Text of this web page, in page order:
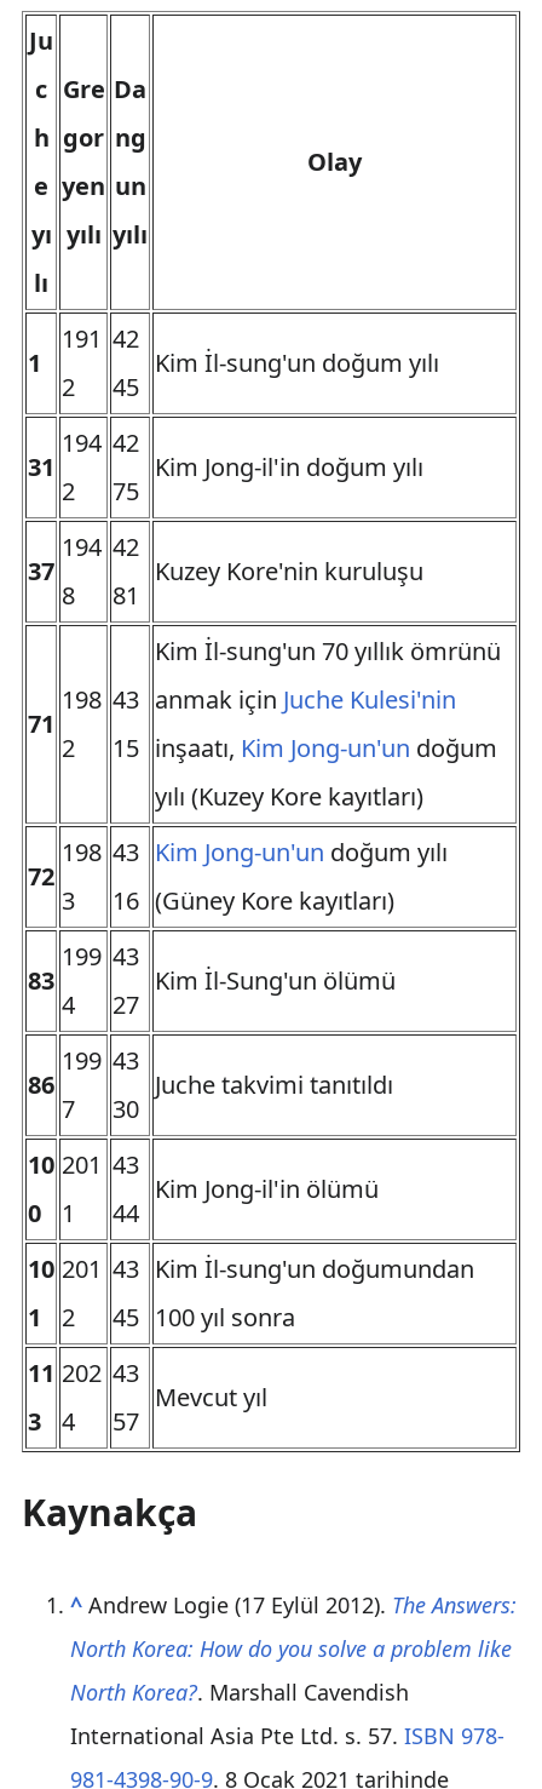
Ju
c
h
e
yı
lı
Gre
gor
yen
yılı
Da
ng
un
yılı
Olay
1
191
2
42
45
Kim İl-sung'un doğum yılı
31
194
2
42
75
Kim Jong-il'in doğum yılı
37
194
8
42
81
Kuzey Kore'nin kuruluşu
71
198
2
43
15
Kim İl-sung'un 70 yıllık ömrünü
anmak için Juche Kulesi'nin
inşaatı, Kim Jong-un'un doğum
yılı (Kuzey Kore kayıtları)
72
198
3
43
16
Kim Jong-un'un doğum yılı
(Güney Kore kayıtları)
83
199
4
43
27
Kim İl-Sung'un ölümü
86
199
7
43
30
Juche takvimi tanıtıldı
10
0
201
1
43
44
Kim Jong-il'in ölümü
10
1
201
2
43
45
Kim İl-sung'un doğumundan
100 yıl sonra
11
3
202
4
43
57
Mevcut yıl
Kaynakça
^ Andrew Logie (17 Eylül 2012). The Answers:
North Korea: How do you solve a problem like
North Korea?. Marshall Cavendish
International Asia Pte Ltd. s. 57. ISBN 978-
981-4398-90-9. 8 Ocak 2021 tarihinde